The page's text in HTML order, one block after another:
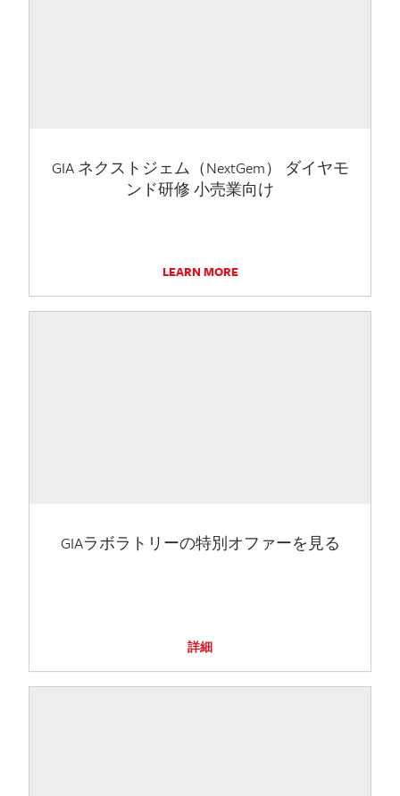
GIA ネクストジェム（NextGem） ダイヤモ
ンド研修 小売業向け
LEARN MORE
GIAラボラトリーの特別オファーを見る
詳細